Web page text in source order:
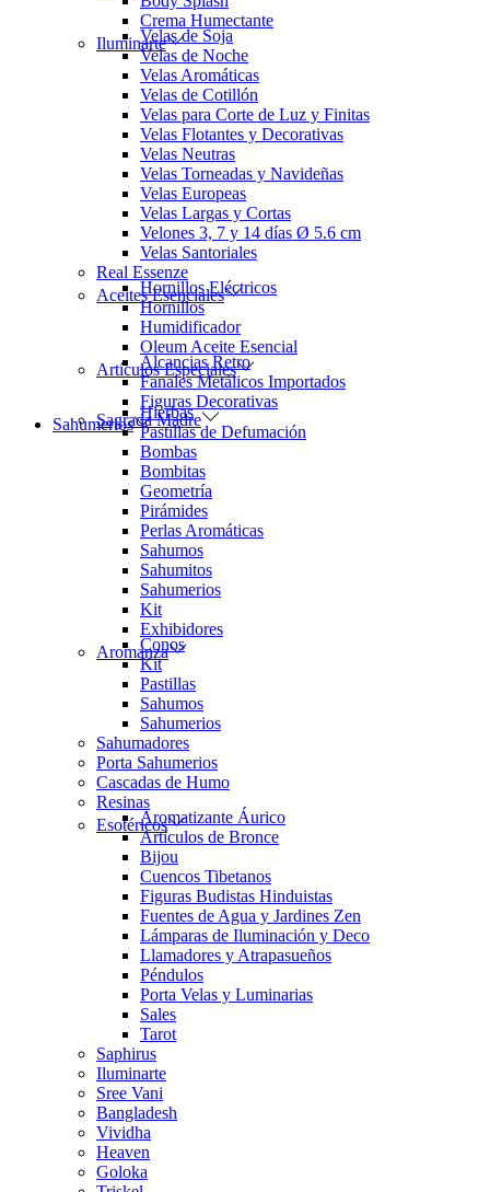
Crema Humectante
IluminarteVelas de Soja
Velas de Noche
Velas Aromáticas
Velas de Cotillón
Velas para Corte de Luz y Finitas
Velas Flotantes y Decorativas
Velas Neutras
Velas Torneadas y Navideñas
Velas Europeas
Velas Largas y Cortas
Velones 3, 7 y 14 días Ø 5.6 cm
Velas Santoriales
Real Essenze
Aceites Esenciales
Hornillos Eléctricos
Hornillos
Humidificador
Oleum Aceite Esencial
Artículos Especiales
Alcancias Retro
Fanales Metálicos Importados
Figuras Decorativas
SahumeriosSagrada Madre
Hierbas
Pastillas de Defumación
Bombas
Bombitas
Geometría
Pirámides
Perlas Aromáticas
Sahumos
Sahumitos
Sahumerios
Kit
Exhibidores
Aromanza
Conos
Kit
Pastillas
Sahumos
Sahumerios
Sahumadores
Porta Sahumerios
Cascadas de Humo
Resinas
EsotéricosAromatizante Áurico
Artículos de Bronce
Bijou
Cuencos Tibetanos
Figuras Budistas Hinduistas
Fuentes de Agua y Jardines Zen
Lámparas de Iluminación y Deco
Llamadores y Atrapasueños
Péndulos
Porta Velas y Luminarias
Sales
Tarot
Saphirus
Iluminarte
Sree Vani
Bangladesh
Vividha
Heaven
Goloka